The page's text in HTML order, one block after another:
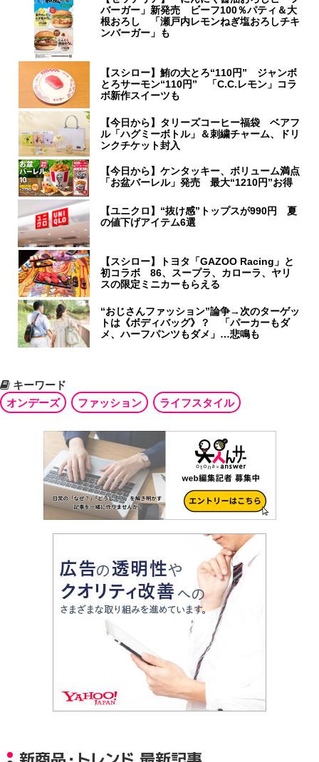
バーガー」新発売 ビーフ100％パティ＆大
根おろし 「瀬戸内レモンねぎ塩おろしチキ
ンバーガー」も
【スシロー】鮪の大とろ“110円” ジャンボ
とろサーモン“110円” 「C.C.レモン」コラ
ボ新作スイーツも
【今日から】タリーズコーヒー福袋 ベアフ
ル「ハグミーボトル」＆刺繍チャーム、ドリ
ンクチケット封入
【今日から】ケンタッキー、ボリューム満点
「お盆バーレル」発売 最大“1210円”お得
【ユニクロ】“抜け感”トップスが990円 夏
の値下げアイテム6選
【スシロー】トヨタ「GAZOO Racing」と
初コラボ 86、スープラ、カローラ、ヤリ
スの限定ミニカーもらえる
“おじさんファッション”論争→次のターゲッ
トは《ボディバッグ》？ 「パーカーもダ
メ、ハーフパンツもダメ」…悲鳴も
キーワード
オンデーズ
ファッション ライフスタイル